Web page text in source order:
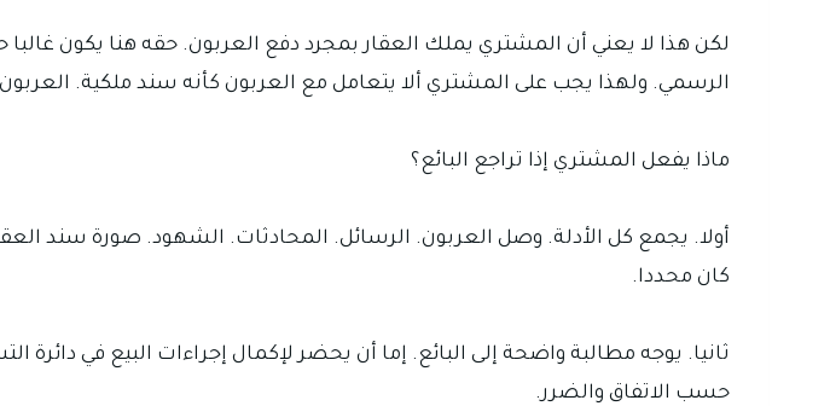
لكن هذا لا يعني أن المشتري يملك العقار بمجرد دفع العربون. حقه هنا يكون غالبا
الرسمي. ولهذا يجب على المشتري ألا يتعامل مع العربون كأنه سند ملكية.
ماذا يفعل المشتري إذا تراجع البائع؟
أولا. يجمع كل الأدلة. وصل العربون. الرسائل. المحادثات. الشهود. صورة سند
كان محددا.
ثانيا. يوجه مطالبة واضحة إلى البائع. إما أن يحضر لإكمال إجراءات البيع في دائرة
حسب الاتفاق والضرر.